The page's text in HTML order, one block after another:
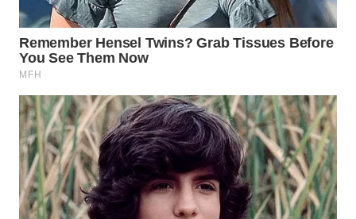
WN
SEMARANG
WN
WN
BOROBUDUR
WN
MADURA